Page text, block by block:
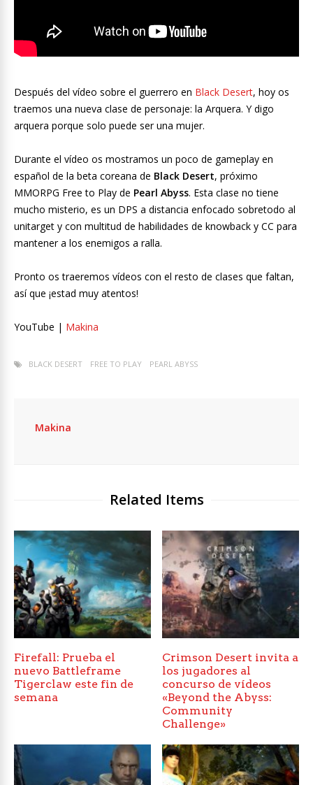
Después del vídeo sobre el guerrero en Black Desert, hoy os
traemos una nueva clase de personaje: la Arquera. Y digo
arquera porque solo puede ser una mujer.
Durante el vídeo os mostramos un poco de gameplay en
español de la beta coreana de Black Desert, próximo
MMORPG Free to Play de Pearl Abyss. Esta clase no tiene
mucho misterio, es un DPS a distancia enfocado sobretodo al
unitarget y con multitud de habilidades de knowback y CC para
mantener a los enemigos a ralla.
Pronto os traeremos vídeos con el resto de clases que faltan,
así que ¡estad muy atentos!
YouTube | Makina
BLACK DESERT FREE TO PLAY PEARL ABYSS
Makina
Related Items
Firefall: Prueba el
nuevo Battleframe
Tigerclaw este fin de
semana
Crimson Desert invita a
los jugadores al
concurso de vídeos
«Beyond the Abyss:
Community
Challenge»